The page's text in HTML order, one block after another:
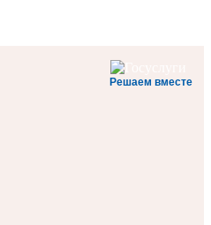
Решаем вместе